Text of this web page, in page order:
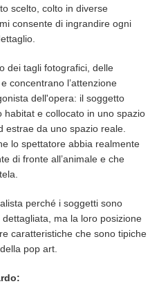
scelto, colto in diverse
consente di ingrandire ogni
dei tagli fotografici, delle
concentrano l’attenzione
dell'opera: il soggetto
e collocato in uno spazio
estrae da uno spazio reale.
lo spettatore abbia realmente
di fronte all’animale e che
perché i soggetti sono
ma la loro posizione
caratteristiche che sono tipiche
pop art.